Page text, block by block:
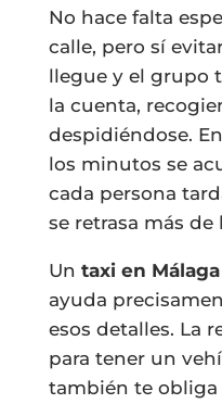
No hace falta
calle, pero sí
llegue y el grupo
la cuenta,
despidiéndose.
los minutos se
cada persona
se retrasa más de
Un taxi en
ayuda
esos detalles. La
para tener un
también te obliga